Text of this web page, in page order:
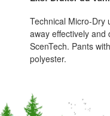
Technical Micro-Dry
away effectively and
ScenTech. Pants
polyester.